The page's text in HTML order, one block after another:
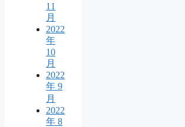
11
月
2022
年
10
月
2022
年 9
月
2022
年 8